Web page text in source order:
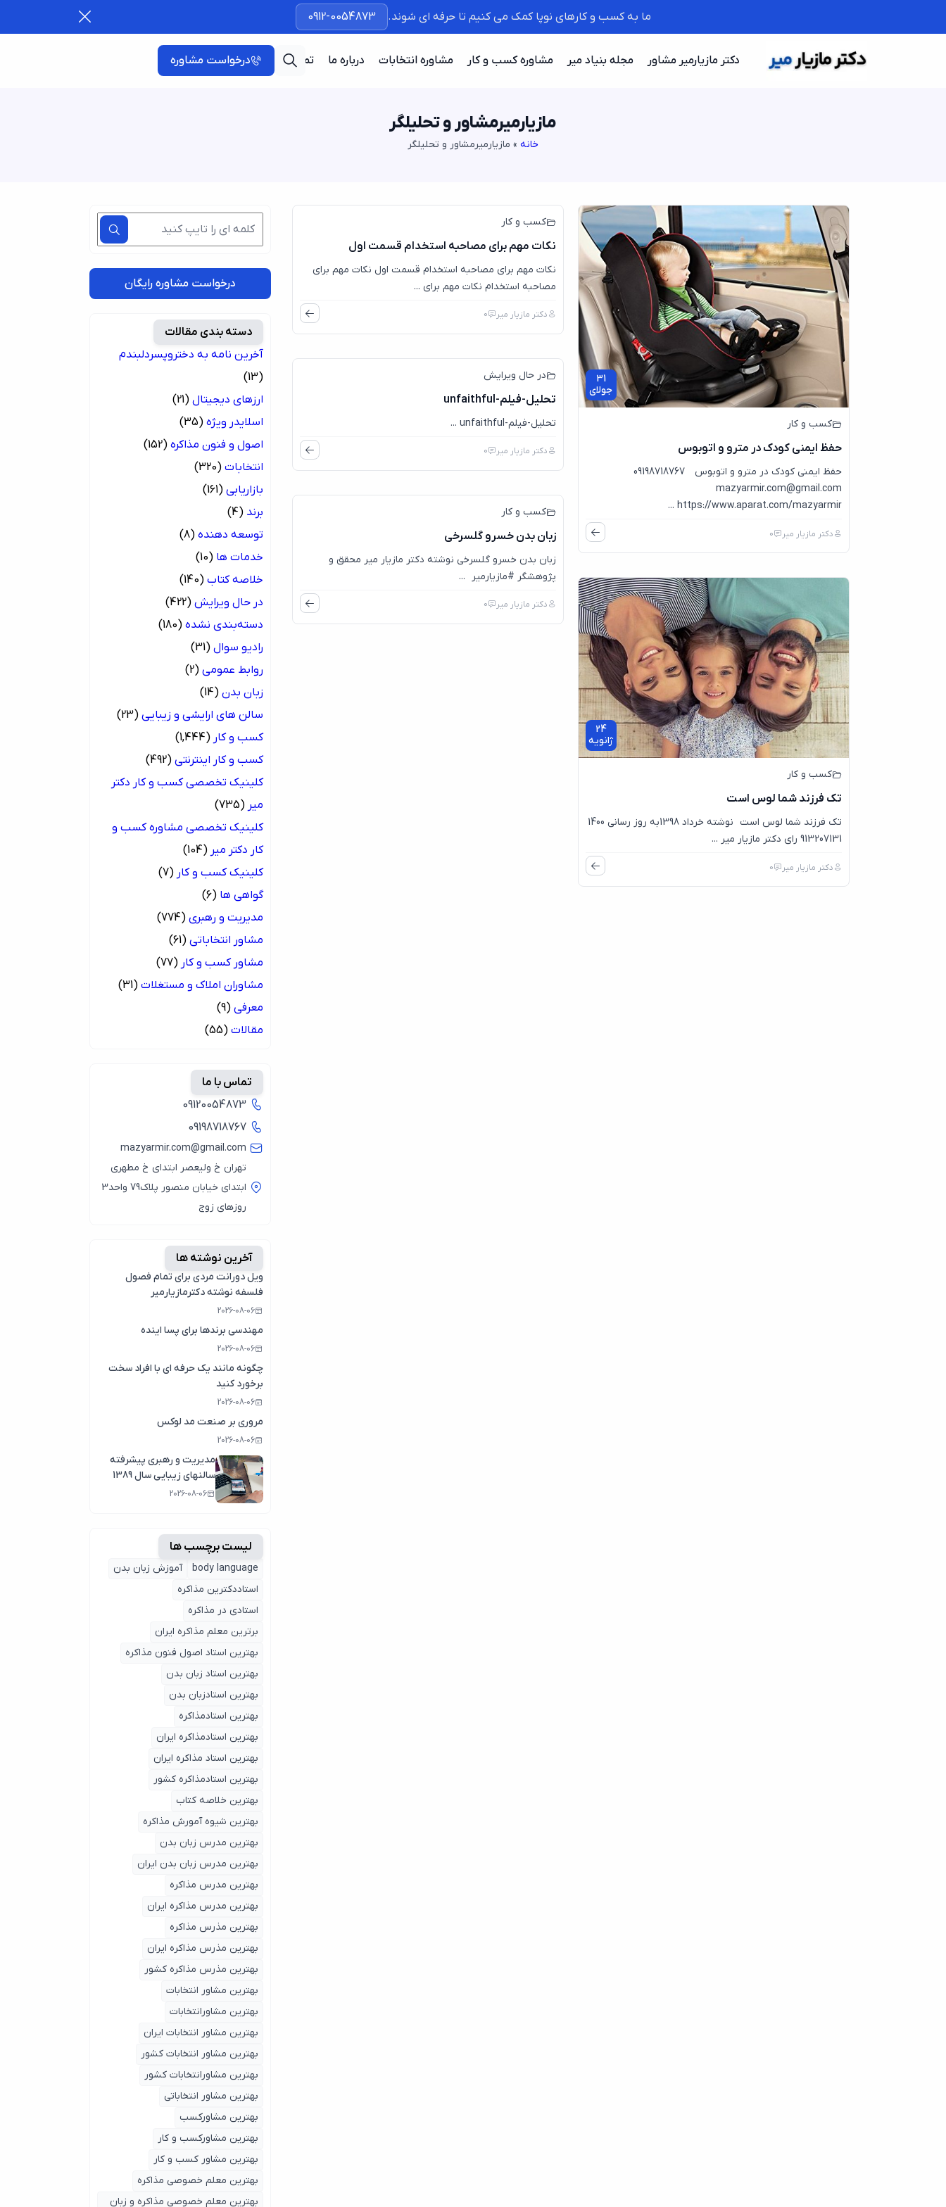
ما به کسب و کارهای نوپا کمک می کنیم تا حرفه ای شوند. 0912-0054873
دکتر مازیارمیر مشاور مجله بنیاد میر مشاوره کسب و کار مشاوره انتخابات درباره ما تماس با ما درخواست مشاوره
مازیارمیرمشاور و تحلیلگر
خانه » مازیارمیرمشاور و تحلیلگر
31
جولای
کسب و کار
حفظ ایمنی کودک در مترو و اتوبوس
حفظ ایمنی کودک در مترو و اتوبوس 09198718767
mazyarmir.com@gmail.com
https://www.aparat.com/mazyarmir ...
دکتر مازیار میر 0
کسب و کار
نکات مهم برای مصاحبه استخدام قسمت اول
نکات مهم برای مصاحبه استخدام قسمت اول نکات مهم برای
مصاحبه استخدام نکات مهم برای ...
دکتر مازیار میر 0
در حال ویرایش
تحلیل-فیلم-unfaithful
تحلیل-فیلم-unfaithful ...
دکتر مازیار میر 0
27
کسب و کار
زبان بدن خسرو گلسرخی
زبان بدن خسرو گلسرخی نوشته دکتر مازیار میر محقق و
پژوهشگر #مازیارمیر ...
دکتر مازیار میر 0
24
ژانویه
کسب و کار
تک فرزند شما لوس است
تک فرزند شما لوس است نوشته خرداد 1398به روز رسانی 1400
913207131 رای دکتر مازیار میر ...
دکتر مازیار میر 0
درخواست مشاوره رایگان
دسته بندی مقالات
آخرین نامه به دختروپسردلبندم
(13)
ارزهای دیجیتال (21)
اسلایدر ویژه (35)
اصول و فنون مذاکره (152)
انتخابات (320)
بازاریابی (161)
برند (4)
توسعه دهنده (8)
خدمات ها (10)
خلاصه کتاب (140)
در حال ویرایش (422)
دسته‌بندی نشده (180)
رادیو سوال (31)
روابط عمومی (2)
زبان بدن (14)
سالن های ارایشی و زیبایی (23)
کسب و کار (1,444)
کسب و کار اینترنتی (492)
کلینیک تخصصی کسب و کار دکتر
میر (735)
کلینیک تخصصی مشاوره کسب و
کار دکتر میر (104)
کلینیک کسب و کار (7)
گواهی ها (6)
مدیریت و رهبری (774)
مشاور انتخاباتی (61)
مشاور کسب و کار (77)
مشاوران املاک و مستغلات (31)
معرفی (9)
مقالات (55)
تماس با ما
09120054873
09198718767
mazyarmir.com@gmail.com
تهران خ ولیعصر ابتدای خ مطهری
ابتدای خیابان منصور پلاک79 واحد3
روزهای زوج
آخرین نوشته ها
ویل دورانت مردی برای تمام فصول
فلسفه نوشته دکترمازیارمیر
2026-08-06
مهندسی برندها برای پسا اینده
2026-08-06
چگونه مانند یک حرفه ای با افراد سخت
برخورد کنید
2026-08-06
مروری بر صنعت مد لوکس
2026-08-06
مدیریت و رهبری پیشرفته
سالنهای زیبایی سال 1389
2026-08-06
لیست برچسب ها
body language
آموزش زبان بدن
استاددکترین مذاکره
استادی در مذاکره
برترین معلم مذاکره ایران
بهترین استاد اصول ‌فنون مذاکره
بهترین استاد زبان بدن
بهترین استادزبان بدن
بهترین استادمذاکره
بهترین استادمذاکره ایران
بهترین استاد مذاکره ایران
بهترین استادمذاکره کشور
بهترین خلاصه کتاب
بهترین شیوه آمورش مذاکره
بهترین مدرس زبان بدن
بهترین مدرس زبان بدن ایران
بهترین مدرس مذاکره
بهترین مدرس مذاکره ایران
بهترین مذرس مذاکره
بهترین مذرس مذاکره ایران
بهترین مذرس مذاکره کشور
بهترین مشاور انتخابات
بهترین مشاورانتخابات
بهترین مشاور انتخابات ایران
بهترین مشاور انتخابات کشور
بهترین مشاورانتخابات کشور
بهترین مشاور انتخاباتی
بهترین مشاورکسب
بهترین مشاورکسب و کار
بهترین مشاور کسب و کار
بهترین معلم خصوصی مذاکره
بهترین معلم خصوصی مذاکره و زبان